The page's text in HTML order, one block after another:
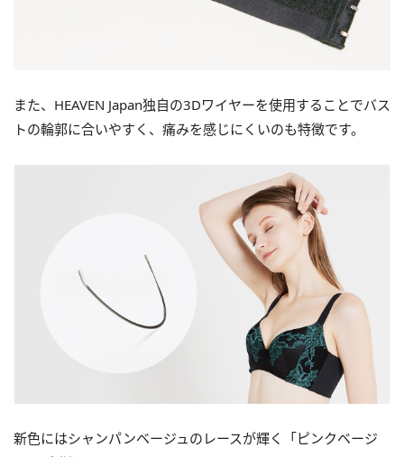
また、HEAVEN Japan独自の3Dワイヤーを使用することでバス
トの輪郭に合いやすく、痛みを感じにくいのも特徴です。
新色にはシャンパンベージュのレースが輝く「ピンクベージ